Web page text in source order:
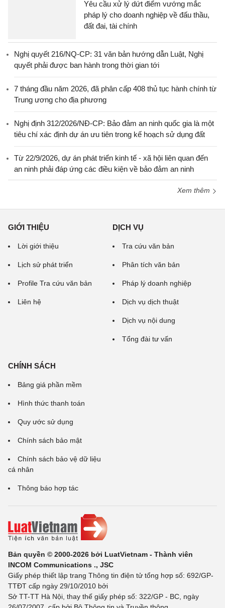
Yêu cầu xử lý dứt điểm vướng mắc
pháp lý cho doanh nghiệp về đấu thầu,
đất đai, tài chính
Nghị quyết 216/NQ-CP: 31 văn bản hướng dẫn Luật, Nghị
quyết phải được ban hành trong thời gian tới
7 tháng đầu năm 2026, đã phân cấp 408 thủ tục hành chính từ
Trung ương cho địa phương
Nghị định 312/2026/NĐ-CP: Bảo đảm an ninh quốc gia là một
tiêu chí xác định dự án ưu tiên trong kế hoạch sử dụng đất
Từ 22/9/2026, dự án phát triển kinh tế - xã hội liên quan đến
an ninh phải đáp ứng các điều kiện về bảo đảm an ninh
Xem thêm
GIỚI THIỆU
Lời giới thiệu
Lịch sử phát triển
Profile Tra cứu văn bản
Liên hệ
DỊCH VỤ
Tra cứu văn bản
Phân tích văn bản
Pháp lý doanh nghiệp
Dịch vụ dịch thuật
Dịch vụ nội dung
Tổng đài tư vấn
CHÍNH SÁCH
Bảng giá phần mềm
Hình thức thanh toán
Quy ước sử dụng
Chính sách bảo mật
Chính sách bảo vệ dữ liệu
cá nhân
Thông báo hợp tác
Bản quyền © 2000-2026 bởi LuatVietnam - Thành viên
INCOM Communications ., JSC
Giấy phép thiết lập trang Thông tin điện tử tổng hợp số: 692/GP-
TTĐT cấp ngày 29/10/2010 bởi
Sở TT-TT Hà Nội, thay thế giấy phép số: 322/GP - BC, ngày